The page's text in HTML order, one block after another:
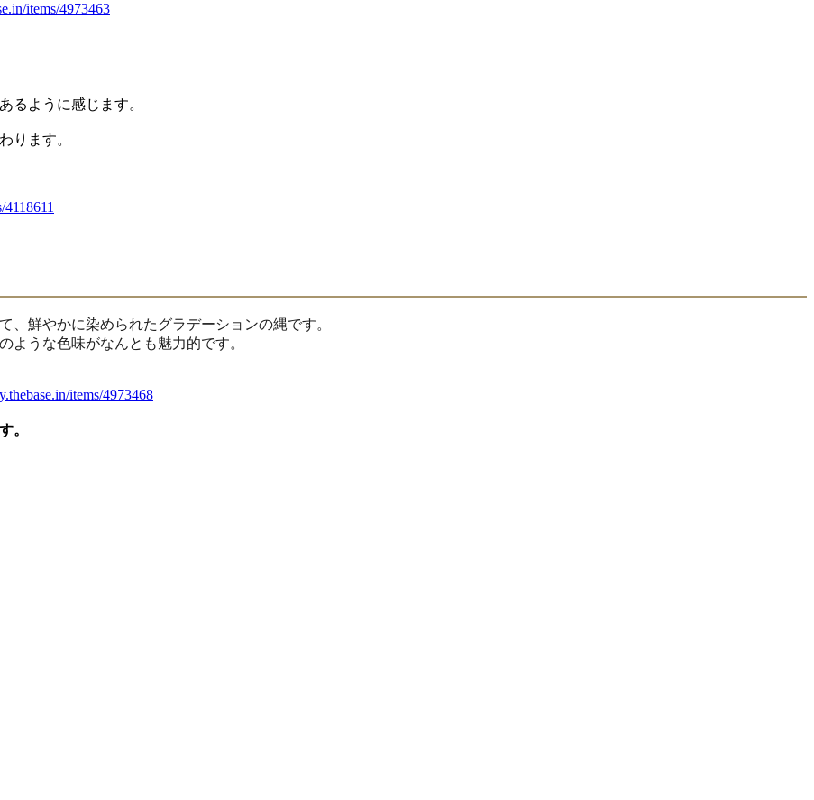
items/4973463
るように感じます。
ります。
鮮やかに染められたグラデーションの縄です。
ような色味がなんとも魅力的です。
items/4973468
。